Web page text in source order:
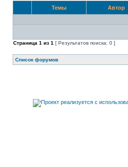
Темы Автор
Страница 1 из 1 [ Результатов поиска: 0 ]
Список форумов